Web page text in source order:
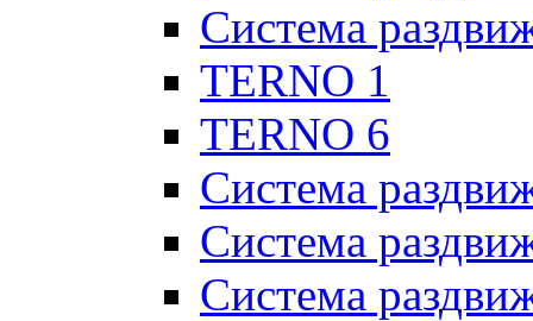
Система
TERNO 1
TERNO 6
Система
Система
Система